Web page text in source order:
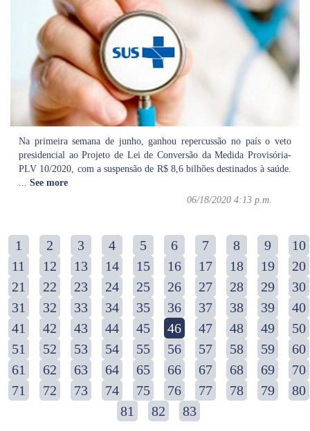
Na primeira semana de junho, ganhou repercussão no país o veto
presidencial ao Projeto de Lei de Conversão da Medida Provisória-
PLV 10/2020, com a suspensão de R$ 8,6 bilhões destinados à saúde.
See more
06/18/2020 4:13 p.m.
1 2 3 4 5 6 7 8 9
10
11
12 13 14 15 16 17 18 19
20
21
22 23 24 25 26 27 28 29
30
31
32 33 34 35 36 37 38 39
40
41
42 43 44 45 46 47 48 49
50
51
52 53 54 55 56 57 58 59
60
61
62 63 64 65 66 67 68 69
70
71
72 73 74 75 76 77 78 79
80
81
82 83